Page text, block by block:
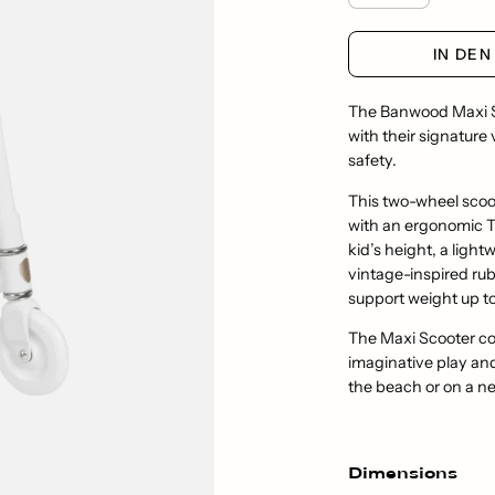
IN
The Banwood Maxi
with their signature
safety.
This two-wheel
with an ergonomic
kid’s height, a
vintage-inspired
support weight up
The Maxi Scooter
imaginative play
the beach or on a
Dimensions